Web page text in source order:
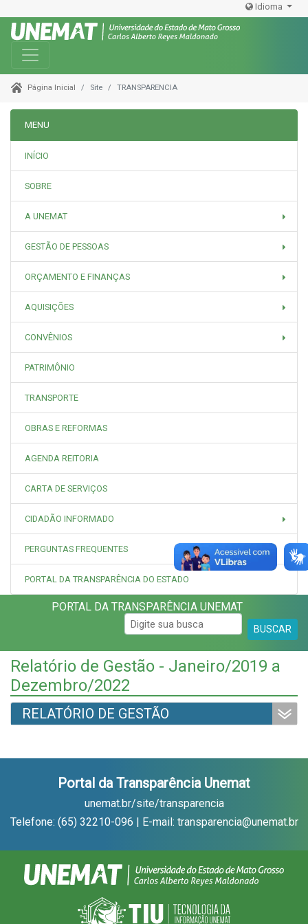
Idioma
Toggle navigation
Página Inicial Site TRANSPARENCIA
MENU
INÍCIO
SOBRE
A UNEMAT
GESTÃO DE PESSOAS
ORÇAMENTO E FINANÇAS
AQUISIÇÕES
CONVÊNIOS
PATRIMÔNIO
TRANSPORTE
OBRAS E REFORMAS
AGENDA REITORIA
CARTA DE SERVIÇOS
CIDADÃO INFORMADO
PERGUNTAS FREQUENTES
PORTAL DA TRANSPARÊNCIA DO ESTADO
PORTAL DA TRANSPARÊNCIA UNEMAT
BUSCAR
Relatório de Gestão - Janeiro/2019 a
Dezembro/2022
RELATÓRIO DE GESTÃO
Portal da Transparência Unemat
unemat.br/site/transparencia
Telefone: (65) 32210-096 | E-mail: transparencia@unemat.br